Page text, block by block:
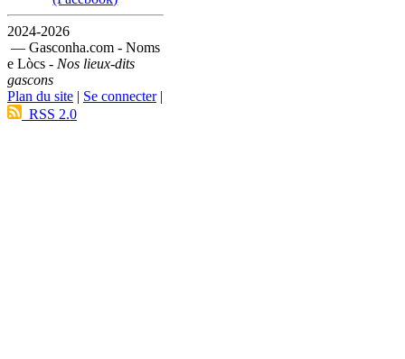
2024-2026
— Gasconha.com - Noms
e Lòcs - Nos lieux-dits
gascons
Plan du site
Se connecter|
RSS 2.0